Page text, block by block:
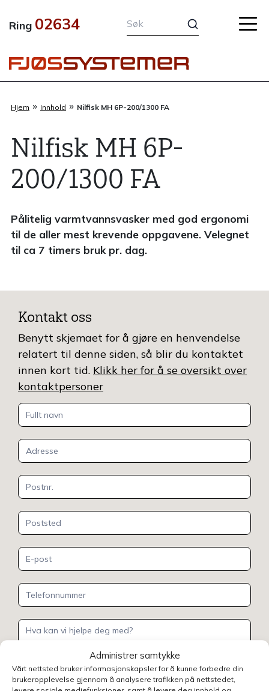
Administrer samtykke
Vårt nettsted bruker informasjonskapsler for å kunne forbedre din
brukeropplevelse gjennom å analysere trafikken på nettstedet,
rett
innholdet
Ring 02634
Hjem » Innhold » Nilfisk MH 6P-200/1300 FA
Nilfisk MH 6P-
200/1300 FA
Pålitelig varmtvannsvasker med god ergonomi
til de aller mest krevende oppgavene. Velegnet
til ca 7 timers bruk pr. dag.
Kontakt oss
Benytt skjemaet for å gjøre en henvendelse
relatert til denne siden, så blir du kontaktet
innen kort tid. Klikk her for å se oversikt over
kontaktpersoner
Kontakt
oss
Henvendelsen gjelder